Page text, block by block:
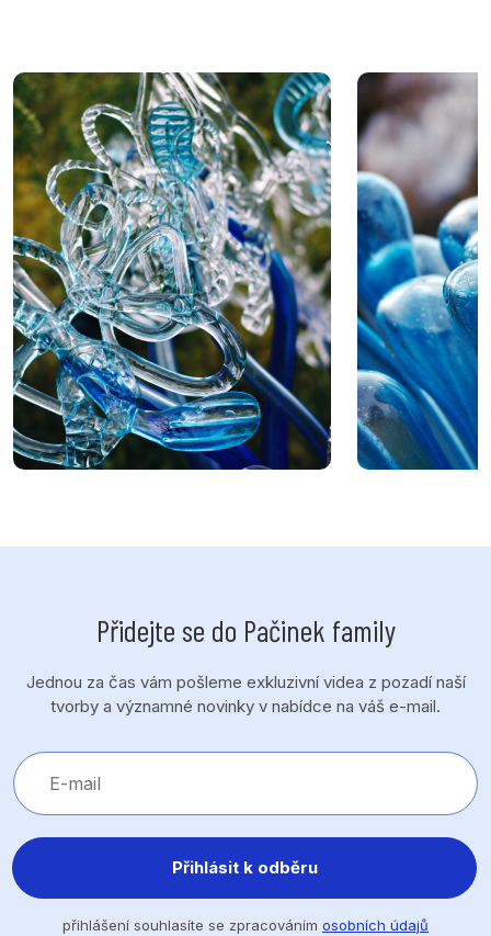
Přidejte se do Pačinek family
Jednou za čas vám pošleme exkluzivní videa z pozadí naší
tvorby a významné novinky v nabídce na váš e-mail.
Přihlásit k odběru
přihlášení souhlasíte se zpracováním osobních údajů